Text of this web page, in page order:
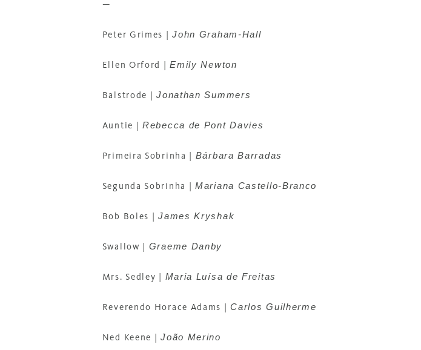
—
Peter Grimes |John Graham-Hall
Ellen Orford |Emily Newton
Balstrode |Jonathan Summers
Auntie |Rebecca de Pont Davies
Primeira Sobrinha | Bárbara Barradas
Segunda Sobrinha |Mariana Castello-Branco
Bob Boles |James Kryshak
Swallow | Graeme Danby
Mrs. Sedley | Maria Luísa de Freitas
Reverendo Horace Adams |Carlos Guilherme
Ned Keene |João Merino